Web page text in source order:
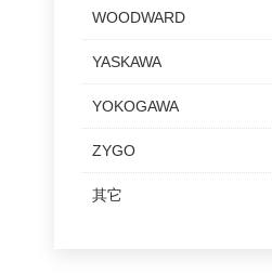
WOODWARD
YASKAWA
YOKOGAWA
ZYGO
其它